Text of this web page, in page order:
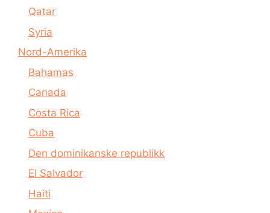
Qatar
Syria
Nord-Amerika
Bahamas
Canada
Costa Rica
Cuba
Den dominikanske republikk
El Salvador
Haiti